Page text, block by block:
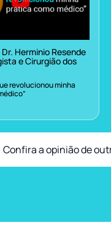
Herminio Resende
e Cirurgião dos
revolucionou minha
Confira a opinião de